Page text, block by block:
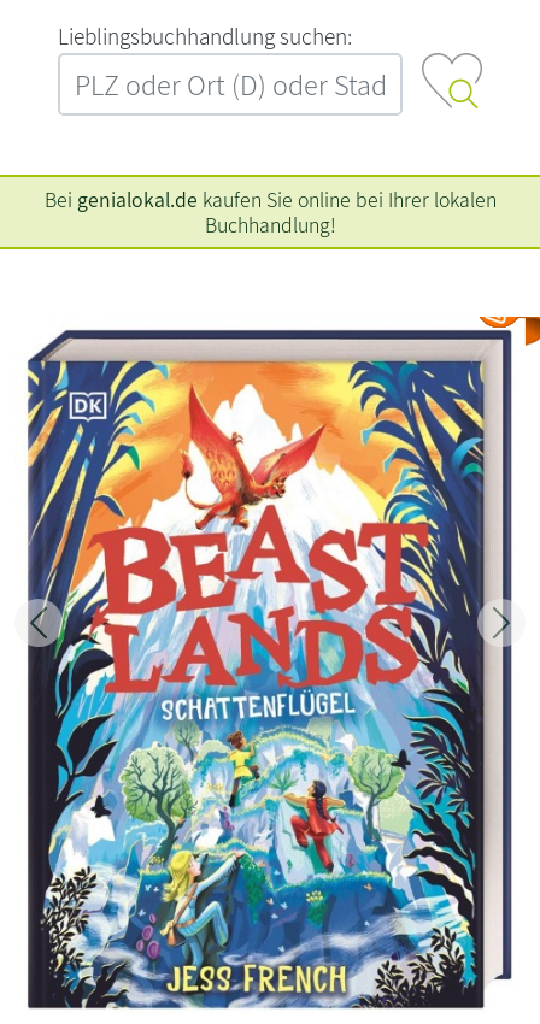
L‍i‍e‍b‍l‍i‍n‍g‍s‍b‍u‍c‍h‍h‍a‍n‍d‍l‍u‍n‍g‍ ‍s‍u‍c‍h‍e‍n‍:‍
Bei genialokal.de kaufen Sie online bei Ihrer lokalen
Buchhandlung!
Zurück